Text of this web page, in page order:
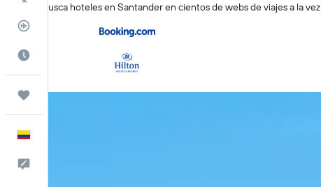
Trips
KAYAK busca hoteles en Santander en cientos de webs de viajes a la vez